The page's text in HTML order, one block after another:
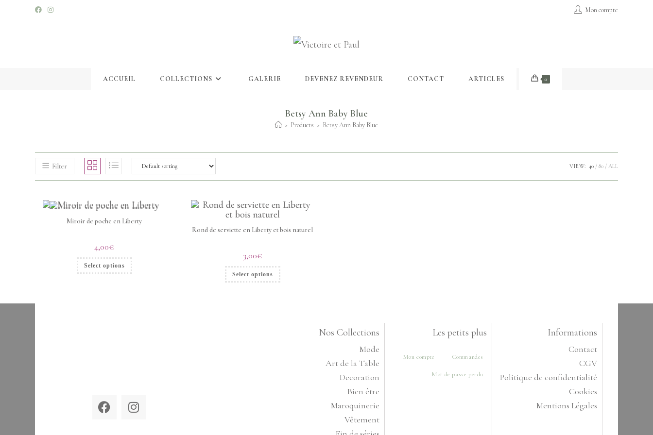
Mon compte
ACCUEIL COLLECTIONS GALERIE DEVENEZ REVENDEUR CONTACT ARTICLES 0
Betsy Ann Baby Blue
> Products > Betsy Ann Baby Blue
Filter VIEW: 40 80 ALL
Miroir de poche en Liberty
4,00€
Select options
Rond de serviette en Liberty et bois naturel
3,00€
Select options
Nos Collections
Mode
Art de la Table
Decoration
Bien être
Maroquinerie
Vêtement
Les petits plus
Mon compte Commandes
Mot de passe perdu
Informations
Contact
CGV
Politique de confidentialité
Cookies
Mentions Légales